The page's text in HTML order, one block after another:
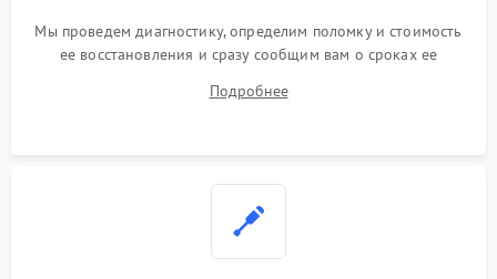
Мы проведем диагностику, определим поломку и стоимость
ее восстановления и сразу сообщим вам о сроках ее
Подробнее